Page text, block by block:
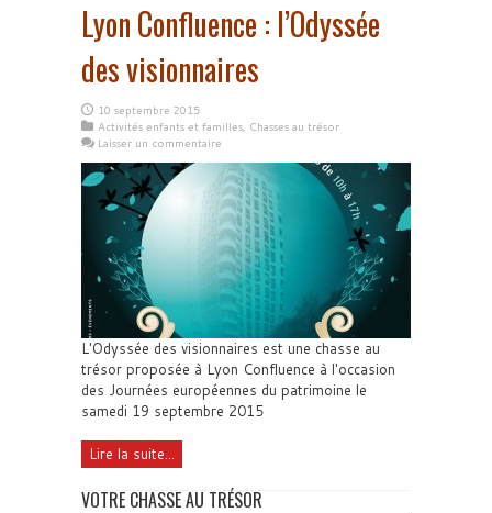
Lyon Confluence : l’Odyssée
des visionnaires
10 septembre 2015
Activités enfants et familles, Chasses au trésor
Laisser un commentaire
L'Odyssée des visionnaires est une chasse au
trésor proposée à Lyon Confluence à l'occasion
des Journées européennes du patrimoine le
samedi 19 septembre 2015
Lire la suite...
VOTRE CHASSE AU TRÉSOR